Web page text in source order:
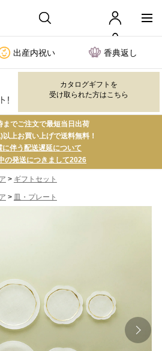
出産内祝い 香典返し
カタログギフトを
受け取られた方はこちら
までご注文で最短当日出荷
上お買い上げで送料無料！
に伴う配送遅延について
の発送につきまして2026
> ギフトセット
> 皿・プレート